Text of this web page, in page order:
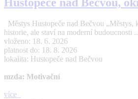
Městys Hustopeče nad Bečvou „Městys,
historie, ale staví na moderní budoucnosti
vloženo: 18. 6. 2026
platnost do: 18. 8. 2026
lokalita: Hustopeče nad Bečvou
mzda: Motivační
více